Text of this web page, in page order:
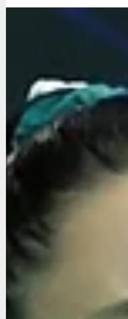
8 de abr. de 2025 2 min de leitura
Ginasta Catarina Nunes
Portugal